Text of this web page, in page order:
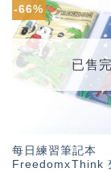
-66%
已售完
每日練習筆記本
FreedomxThink